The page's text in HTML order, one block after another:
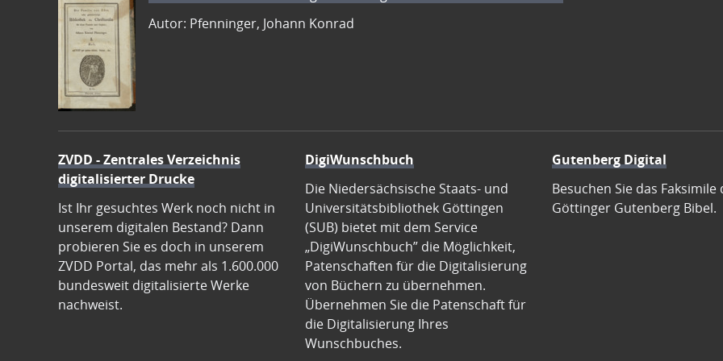
Autor: Pfenninger, Johann Konrad
ZVDD - Zentrales Verzeichnis
digitalisierter Drucke
Ist Ihr gesuchtes Werk noch nicht in
unserem digitalen Bestand? Dann
probieren Sie es doch in unserem
ZVDD Portal, das mehr als 1.600.000
bundesweit digitalisierte Werke
nachweist.
DigiWunschbuch
Die Niedersächsische Staats- und
Universitätsbibliothek Göttingen
(SUB) bietet mit dem Service
„DigiWunschbuch” die Möglichkeit,
Patenschaften für die Digitalisierung
von Büchern zu übernehmen.
Übernehmen Sie die Patenschaft für
die Digitalisierung Ihres
Wunschbuches.
Gutenberg Digital
Besuchen Sie das Faksimile
Göttinger Gutenberg Bibel.